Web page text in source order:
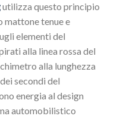
utilizza questo principio
mattone tenue e
elementi del
alla linea rossa del
alla lunghezza
secondi del
energia al design
automobilistico